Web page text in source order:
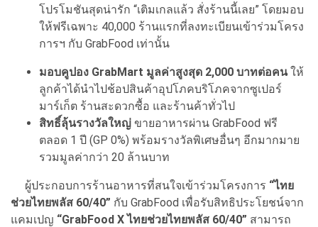
โปรโมชันสุดน่ารัก “เติมเกลแล้ว สั่งร้านนี้เลย” โดยมอบ
ให้ฟรีเฉพาะ 40,000 ร้านแรกที่ลงทะเบียนเข้าร่วมโครง
การฯ กับ GrabFood เท่านั้น
มอบคูปอง GrabMart มูลค่าสูงสุด 2,000 บาทต่อคนให้
ลูกค้าได้นำไปช้อปสินค้าอุปโภคบริโภคจากซูเปอร์
มาร์เก็ต ร้านสะดวกซื้อ และร้านค้าทั่วไป
สิทธิ์ลุ้นรางวัลใหญ่ ขายอาหารผ่าน GrabFood ฟรี
ตลอด 1 ปี (GP 0%) พร้อมรางวัลพิเศษอื่นๆ อีกมากมาย
รวมมูลค่ากว่า 20 ล้านบาท
ผู้ประกอบการร้านอาหารที่สนใจเข้าร่วมโครงการ “ไทย
ช่วยไทยพลัส 60/40” กับ GrabFood เพื่อรับสิทธิประโยชน์จาก
แคมเปญ “GrabFood X ไทยช่วยไทยพลัส 60/40” สามารถ